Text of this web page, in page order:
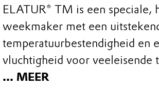
ELATUR® TM is een speciale,
weekmaker met een
temperatuurbestendigheid en
vluchtigheid voor veeleisende
... MEER